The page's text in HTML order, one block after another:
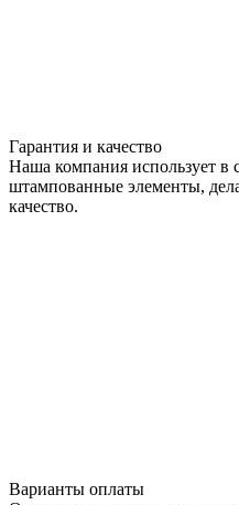
Гарантия и качество
Наша компания использует в
штампованные элементы,
качество.
Варианты оплаты